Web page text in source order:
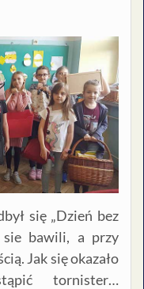
się „Dzień bez
sie bawili, a przy
Jak się okazało
tornister…